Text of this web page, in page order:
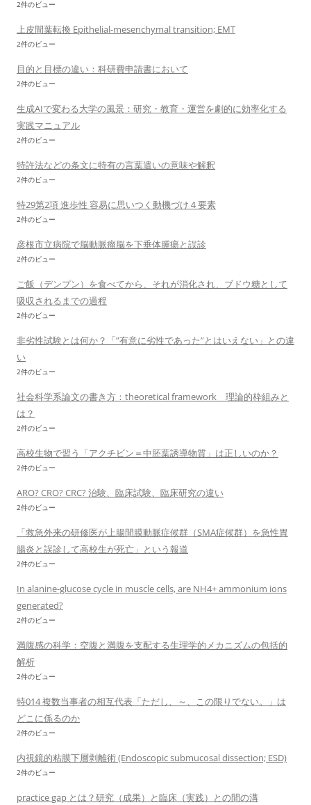
2件のビュー
上皮間葉転換 Epithelial-mesenchymal transition; EMT
2件のビュー
目的と目標の違い：科研費申請書において
2件のビュー
生成AIで変わる大学の風景：研究・教育・運営を劇的に効率化する
実践マニュアル
2件のビュー
特許法などの条文に特有の言葉遣いの意味や解釈
2件のビュー
特29第2項 進歩性 容易に思いつく動機づけ４要素
2件のビュー
彦根市立病院で脳動脈瘤脳を下垂体腫瘍と誤診
2件のビュー
ご飯（デンプン）を食べてから、それが消化され、ブドウ糖として
吸収されるまでの過程
2件のビュー
非劣性試験とは何か？「”有意に劣性であった”とはいえない」との違
い
2件のビュー
社会科学系論文の書き方：theoretical framework 理論的枠組みと
は？
2件のビュー
高校生物で習う「アクチビン＝中胚葉誘導物質」は正しいのか？
2件のビュー
ARO? CRO? CRC? 治験、臨床試験、臨床研究の違い
2件のビュー
「救急外来の研修医が上腸間膜動脈症候群（SMA症候群）を急性胃
腸炎と誤診して高校生が死亡」という報道
2件のビュー
In alanine-glucose cycle in muscle cells, are NH4+ ammonium ions
generated?
2件のビュー
満腹感の科学：空腹と満腹を支配する生理学的メカニズムの包括的
解析
2件のビュー
特014 複数当事者の相互代表「ただし、～、この限りでない。」は
どこに係るのか
2件のビュー
内視鏡的粘膜下層剥離術 (Endoscopic submucosal dissection; ESD)
2件のビュー
practice gap とは？研究（成果）と臨床（実践）との間の溝